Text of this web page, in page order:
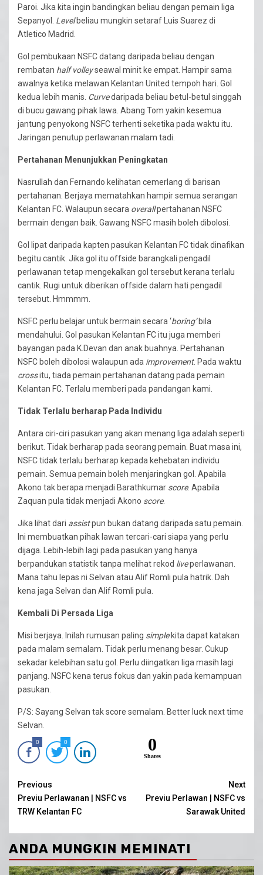
Paroi. Jika kita ingin bandingkan beliau dengan pemain liga
Sepanyol. Levelbeliau mungkin setaraf Luis Suarez di
Atletico Madrid.
Gol pembukaan NSFC datang daripada beliau dengan
rembatan half volleyseawal minit ke empat. Hampir sama
awalnya ketika melawan Kelantan United tempoh hari. Gol
kedua lebih manis. Curvedaripada beliau betul-betul singgah
di bucu gawang pihak lawa. Abang Tom yakin kesemua
jantung penyokong NSFC terhenti seketika pada waktu itu.
Jaringan penutup perlawanan malam tadi.
Pertahanan Menunjukkan Peningkatan
Nasrullah dan Fernando kelihatan cemerlang di barisan
pertahanan. Berjaya mematahkan hampir semua serangan
Kelantan FC. Walaupun secara overallpertahanan NSFC
bermain dengan baik. Gawang NSFC masih boleh dibolosi.
Gol lipat daripada kapten pasukan Kelantan FC tidak dinafikan
begitu cantik. Jika gol itu offside barangkali pengadil
perlawanan tetap mengekalkan gol tersebut kerana terlalu
cantik. Rugi untuk diberikan offside dalam hati pengadil
tersebut. Hmmmm.
NSFC perlu belajar untuk bermain secara ‘boring’bila
mendahului. Gol pasukan Kelantan FC itu juga memberi
bayangan pada K.Devan dan anak buahnya. Pertahanan
NSFC boleh dibolosi walaupun ada improvement. Pada waktu
crossitu, tiada pemain pertahanan datang pada pemain
Kelantan FC. Terlalu memberi pada pandangan kami.
Tidak Terlalu berharap Pada Individu
Antara ciri-ciri pasukan yang akan menang liga adalah seperti
berikut. Tidak berharap pada seorang pemain. Buat masa ini,
NSFC tidak terlalu berharap kepada kehebatan individu
pemain. Semua pemain boleh menjaringkan gol. Apabila
Akono tak berapa menjadi Barathkumar score. Apabila
Zaquan pula tidak menjadi Akono score.
Jika lihat dari assistpun bukan datang daripada satu pemain.
Ini membuatkan pihak lawan tercari-cari siapa yang perlu
dijaga. Lebih-lebih lagi pada pasukan yang hanya
berpandukan statistik tanpa melihat rekod liveperlawanan.
Mana tahu lepas ni Selvan atau Alif Romli pula hatrik. Dah
kena jaga Selvan dan Alif Romli pula.
Kembali Di Persada Liga
Misi berjaya. Inilah rumusan paling simplekita dapat katakan
pada malam semalam. Tidak perlu menang besar. Cukup
sekadar kelebihan satu gol. Perlu diingatkan liga masih lagi
panjang. NSFC kena terus fokus dan yakin pada kemampuan
pasukan.
P/S: Sayang Selvan tak score semalam. Better luck next time
Selvan.
0 0 0
Shares
Continue
Reading
Previous
Previu Perlawanan | NSFC vs
TRW Kelantan FC
Next
Previu Perlawan | NSFC vs
Sarawak United
ANDA MUNGKIN MEMINATI